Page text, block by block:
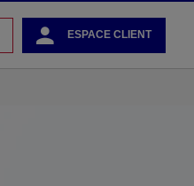
ESPACE CLIENT